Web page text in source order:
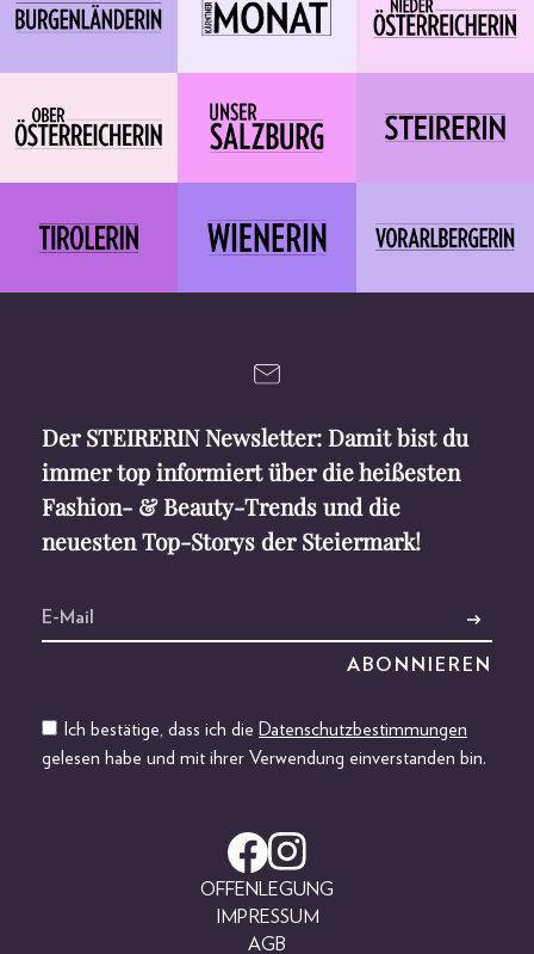
Der STEIRERIN Newsletter: Damit bist du
immer top informiert über die heißesten
Fashion- & Beauty-Trends und die
neuesten Top-Storys der Steiermark!
Ich bestätige, dass ich die Datenschutzbestimmungen
gelesen habe und mit ihrer Verwendung einverstanden bin.
OFFENLEGUNG
IMPRESSUM
AGB